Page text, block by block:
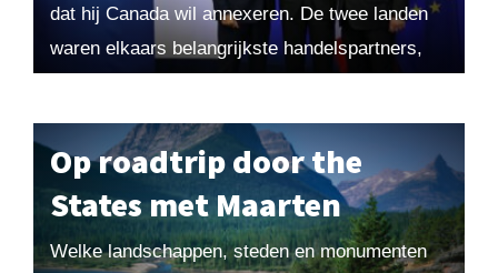
dat hij Canada wil annexeren. De twee landen
waren elkaars belangrijkste handelspartners,
Op roadtrip door the
States met Maarten
Welke landschappen, steden en monumenten